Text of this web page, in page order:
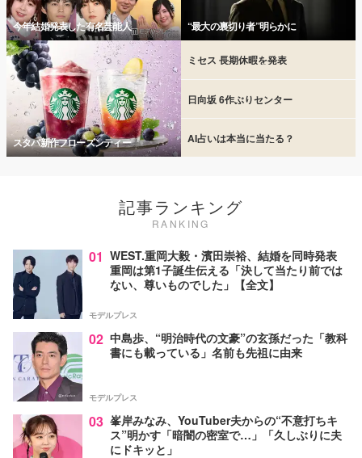
今年結婚発表した有名芸能人 “最大の裏切り者”明らかに
スタバ新作フローズンティー
ミセス 長期休暇を発表
日向坂 6作ぶりセンター
AI占いは本当に当たる？
記事ランキング
RANKING
01 WEST.重岡大毅・濱田崇裕、結婚を同時発表
重岡は第1子誕生伝える「決して当たり前では
ない、尊いものでした」【全文】
モデルプレス
02 中島歩、“明治時代の文豪”の玄孫だった「教科
書にも載っている」名前も先祖に由来
モデルプレス
03 峯岸みなみ、YouTuber夫からの“不意打ちキ
ス”明かす「暗闇の密室で…」「久しぶりに夫
にドキッと」